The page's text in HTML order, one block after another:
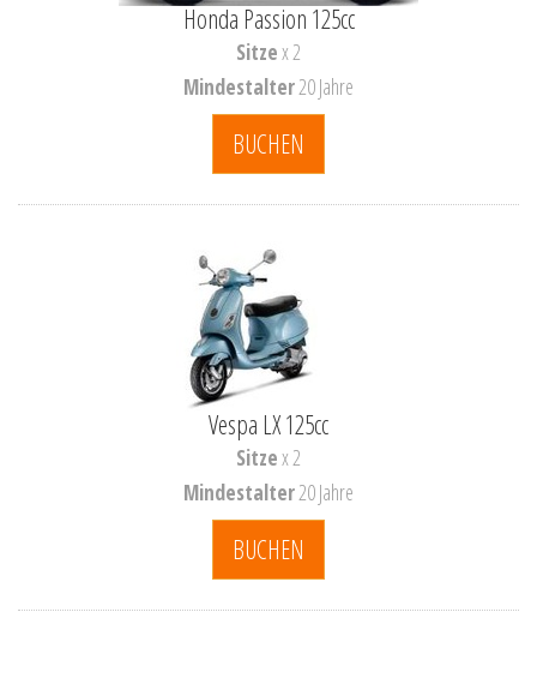
Honda Passion 125cc
Sitzex 2
Mindestalter20 Jahre
BUCHEN
Vespa LX 125cc
Sitzex 2
Mindestalter20 Jahre
BUCHEN